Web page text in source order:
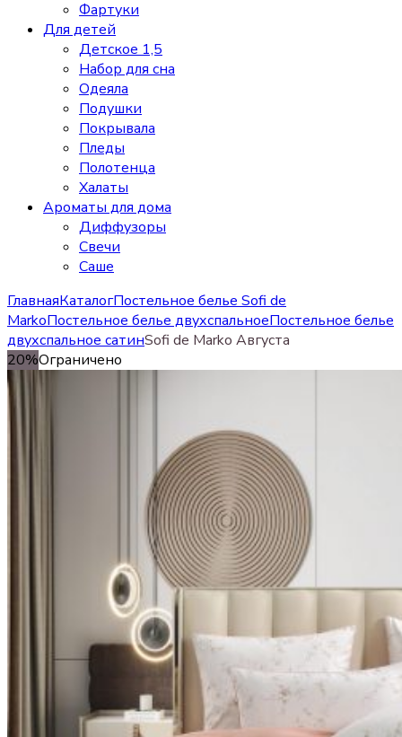
Фартуки
Для детей
Детское 1,5
Набор для сна
Одеяла
Подушки
Покрывала
Пледы
Полотенца
Халаты
Ароматы для дома
Диффузоры
Свечи
Cаше
ГлавнаяКаталогПостельное белье Sofi de
MarkoПостельное белье двухспальноеПостельное белье
двухспальное сатинSofi de Marko Августа
20%Ограничено